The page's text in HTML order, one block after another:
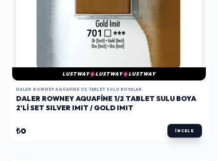
LUSTWAY LUSTWAY LUSTWAY
DALER ROWNEY AQUAFINE 1/2 TABLET SULU BOYALAR
DALER ROWNEY AQUAFINE 1/2 TABLET SULU BOYA
2'LI SET SILVER IMIT / GOLD IMIT
₺0 İNCELE